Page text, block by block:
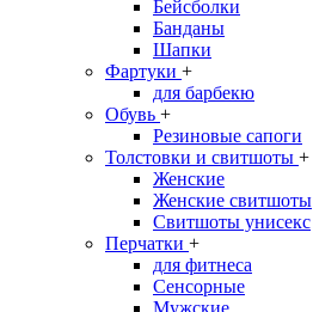
Бейсболки
Банданы
Шапки
Фартуки +
для барбекю
Обувь +
Резиновые сапоги
Толстовки и свитшоты +
Женские
Женские свитшоты
Свитшоты унисекс
Перчатки +
для фитнеса
Сенсорные
Мужские